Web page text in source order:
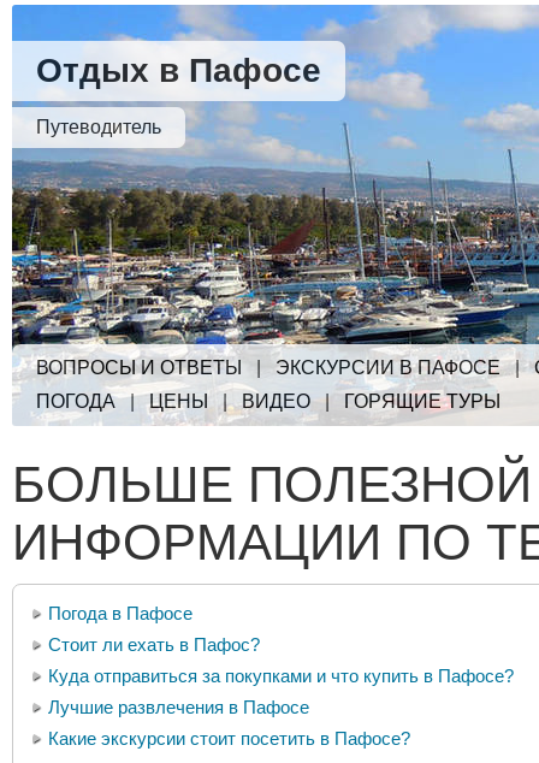
Отдых в Пафосе
Путеводитель
ВОПРОСЫ И ОТВЕТЫ ЭКСКУРСИИ В ПАФОСЕ|
ПОГОДА|ЦЕНЫ |ВИДЕО | ГОРЯЩИЕ ТУРЫ
БОЛЬШЕ ПОЛЕЗНОЙ
ИНФОРМАЦИИ ПО
Погода в Пафосе
Стоит ли ехать в Пафос?
Куда отправиться за покупками и что купить в Пафосе?
Лучшие развлечения в Пафосе
Какие экскурсии стоит посетить в Пафосе?